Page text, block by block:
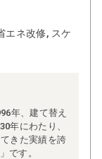
エネ改修, スケ
年、建て替え
年にわたり、
きた実績を誇
です。